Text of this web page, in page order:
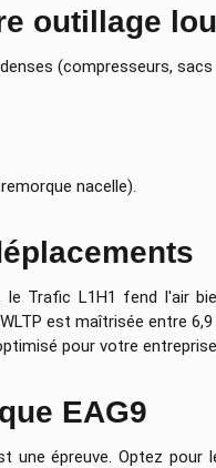
outillage
(compresseurs,
nacelle).
Trafic L1H1 fend l'air
est maîtrisée entre
pour votre
EAG9
une épreuve. Optez